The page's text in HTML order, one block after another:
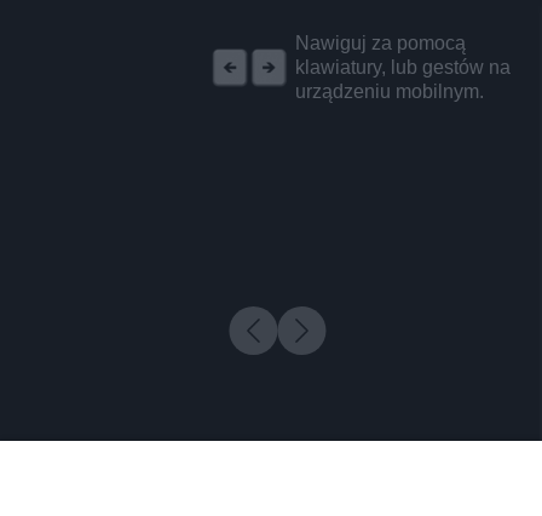
Nawiguj za pomocą
klawiatury, lub gestów na
urządzeniu mobilnym.